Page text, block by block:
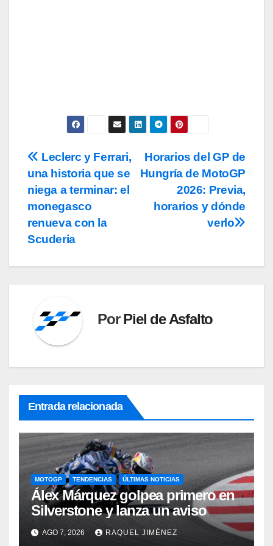
Navegación
de
entradas
Horarios del GP de
Hungría de MotoGP
2026: Previa,
horarios y dónde
verlo
Leclerc y Ferrari,
una historia que se
niega a terminar: el
monegasco
renueva con la
Scuderia
PorPiel de Asfalto
Entrada relacionada
MOTOGP TENDENCIAS ÚLTIMAS NOTICIAS
Álex Márquez golpea primero en
Silverstone y lanza un aviso
AGO 7, 2026 RAQUEL JIMÉNEZ